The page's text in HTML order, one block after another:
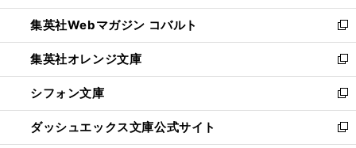
開
く
ウ
で
開
く
ン
ド
ウ
で
開
く
ウ
ィ
ン
ド
ウ
で
開
く
集英社Webマガジン コバルト
新
し
い
ウ
ィ
ン
ド
ウ
集英社オレンジ文庫
新
し
い
ウ
ィ
シフォン文庫
新
し
い
ダッシュエックス文庫公式サイト
新